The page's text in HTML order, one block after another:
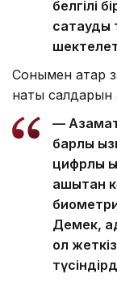
белгілі
сақтауды
Сонымен қатар
нақты салдарын
— Азамат
барлық
цифрлық
қашықтан
Демек,
қол